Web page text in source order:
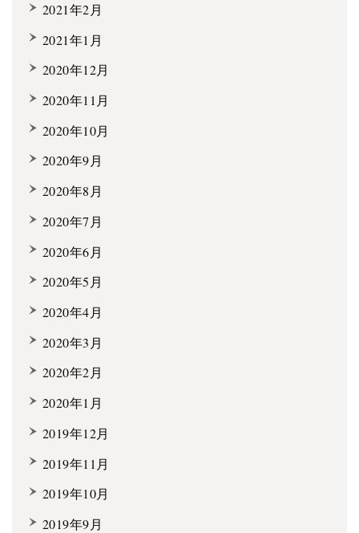
2021年2月
2021年1月
2020年12月
2020年11月
2020年10月
2020年9月
2020年8月
2020年7月
2020年6月
2020年5月
2020年4月
2020年3月
2020年2月
2020年1月
2019年12月
2019年11月
2019年10月
2019年9月